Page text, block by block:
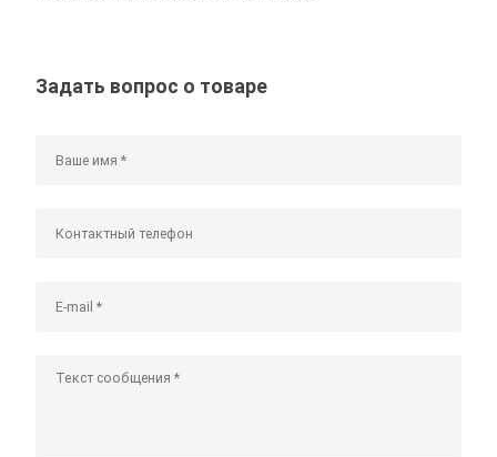
Задать вопрос о товаре